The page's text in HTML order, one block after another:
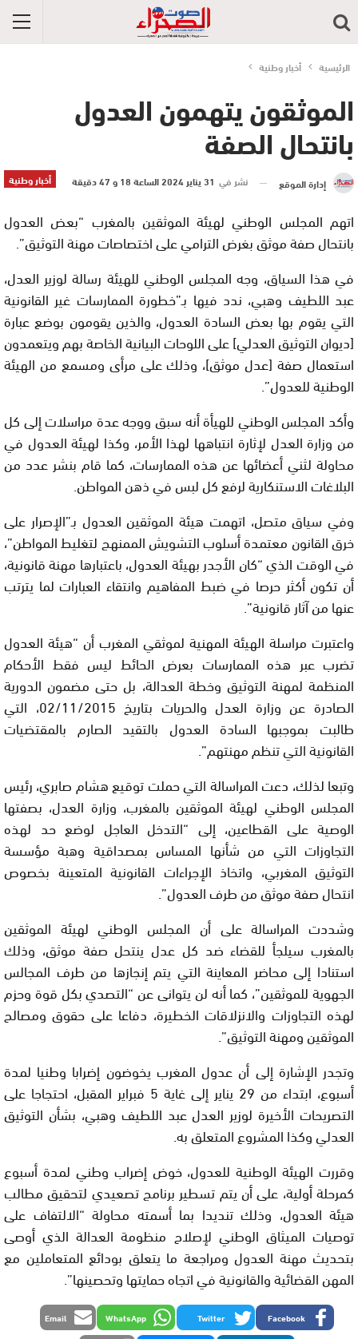
الرئيسية أخبار وطنية
الموثقون يتهمون العدول
بانتحال الصفة
أخبار وطنية إدارة الموقع نشر في 31 يناير 2024 الساعة 18 و 47 دقيقة
اتهم المجلس الوطني لهيئة الموثقين بالمغرب “بعض العدول
بانتحال صفة موثق بغرض الترامي على اختصاصات مهنة التوثيق”.
في هذا السياق، وجه المجلس الوطني للهيئة رسالة لوزير العدل،
عبد اللطيف وهبي، ندد فيها بـ”خطورة الممارسات غير القانونية
التي يقوم بها بعض السادة العدول، والذين يقومون بوضع عبارة
[ديوان التوثيق العدلي] على اللوحات البيانية الخاصة بهم ويتعمدون
استعمال صفة [عدل موثق]، وذلك على مرأى ومسمع من الهيئة
الوطنية للعدول”.
وأكد المجلس الوطني للهيأة أنه سبق ووجه عدة مراسلات إلى كل
من وزارة العدل لإثارة انتباهها لهذا الأمر، وكذا لهيئة العدول في
محاولة لثني أعضائها عن هذه الممارسات، كما قام بنشر عدد من
البلاغات الاستنكارية لرفع كل لبس في ذهن المواطن.
وفي سياق متصل، اتهمت هيئة الموثقين العدول بـ”الإصرار على
خرق القانون معتمدة أسلوب التشويش الممنهج لتغليط المواطن”،
في الوقت الذي “كان الأجدر بهيئة العدول، باعتبارها مهنة قانونية،
أن تكون أكثر حرصا في ضبط المفاهيم وانتقاء العبارات لما يترتب
عنها من آثار قانونية”.
واعتبرت مراسلة الهيئة المهنية لموثقي المغرب أن “هيئة العدول
تضرب عبر هذه الممارسات بعرض الحائط ليس فقط الأحكام
المنظمة لمهنة التوثيق وخطة العدالة، بل حتى مضمون الدورية
الصادرة عن وزارة العدل والحريات بتاريخ 02/11/2015، التي
طالبت بموجبها السادة العدول بالتقيد الصارم بالمقتضيات
القانونية التي تنظم مهنتهم”.
وتبعا لذلك، دعت المراسالة التي حملت توقيع هشام صابري، رئيس
المجلس الوطني لهيئة الموثقين بالمغرب، وزارة العدل، بصفتها
الوصية على القطاعين، إلى “التدخل العاجل لوضع حد لهذه
التجاوزات التي من شأنها المساس بمصداقية وهبة مؤسسة
التوثيق المغربي، واتخاذ الإجراءات القانونية المتعينة بخصوص
انتحال صفة موثق من طرف العدول”.
وشددت المراسالة على أن المجلس الوطني لهيئة الموثقين
بالمغرب سيلجأ للقضاء ضد كل عدل ينتحل صفة موثق، وذلك
استنادا إلى محاضر المعاينة التي يتم إنجازها من طرف المجالس
الجهوية للموثقين”، كما أنه لن يتوانى عن “التصدي بكل قوة وحزم
لهذه التجاوزات والانزلاقات الخطيرة، دفاعا على حقوق ومصالح
الموثقين ومهنة التوثيق”.
وتجدر الإشارة إلى أن عدول المغرب يخوضون إضرابا وطنيا لمدة
أسبوع، ابتداء من 29 يناير إلى غاية 5 فبراير المقبل، احتجاجا على
التصريحات الأخيرة لوزير العدل عبد اللطيف وهبي، بشأن التوثيق
العدلي وكذا المشروع المتعلق به.
وقررت الهيئة الوطنية للعدول، خوض إضراب وطني لمدة أسبوع
كمرحلة أولية، على أن يتم تسطير برنامج تصعيدي لتحقيق مطالب
هيئة العدول، وذلك تنديدا بما أسمته محاولة “الالتفاف على
توصيات الميثاق الوطني لإصلاح منظومة العدالة الذي أوصى
بتحديث مهنة العدول ومراجعة ما يتعلق بودائع المتعاملين مع
المهن القضائية والقانونية في اتجاه حمايتها وتحصينها”.
Facebook
Twitter
WhatsApp
Email